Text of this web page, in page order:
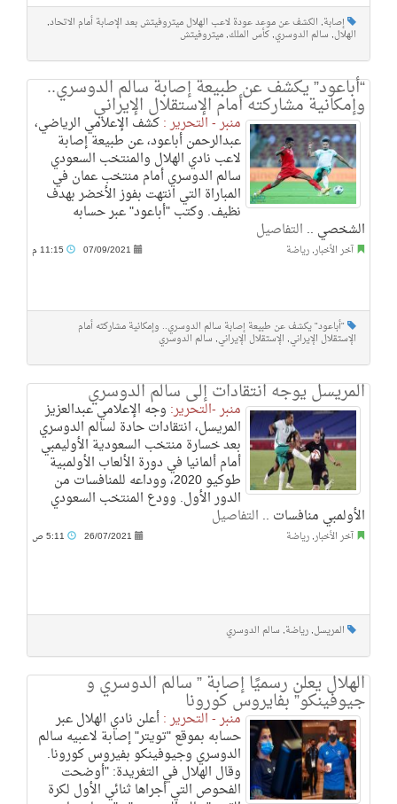
إصابة, الكشف عن موعد عودة لاعب الهلال ميتروفيتش بعد الإصابة أمام الاتحاد,
الهلال, سالم الدوسري, كأس الملك, ميتروفيتش
“أباعود” يكشف عن طبيعة إصابة سالم الدوسري..
وإمكانية مشاركته أمام الإستقلال الإيراني
منبر - التحرير :كشف الإعلامي الرياضي،
عبدالرحمن أباعود، عن طبيعة إصابة
لاعب نادي الهلال والمنتخب السعودي
سالم الدوسري أمام منتخب عمان في
المباراة التي انتهت بفوز الأخضر بهدف
نظيف. وكتب "أباعود" عبر حسابه
الشخصي .. التفاصيل
آخر الأخبار, رياضة 07/09/2021
"أباعود" يكشف عن طبيعة إصابة سالم الدوسري.. وإمكانية مشاركته أمام
الإستقلال الإيراني, الإستقلال الإيراني, سالم الدوسري
المريسل يوجه انتقادات إلى سالم الدوسري‎
منبر -التحرير: وجه الإعلامي عبدالعزيز
المريسل، انتقادات حادة لسالم الدوسري
بعد خسارة منتخب السعودية الأوليمبي
أمام ألمانيا في دورة الألعاب الأولمبية
طوكيو 2020، ووداعه للمنافسات من
الدور الأول. وودع المنتخب السعودي
الأولمبي منافسات .. التفاصيل
آخر الأخبار, رياضة 26/07/2021
المريسل, رياضة, سالم الدوسري
الهلال يعلن رسميًا إصابة ” سالم الدوسري و
جيوفينكو” بفايروس كورونا
منبر - التحرير :أعلن نادي الهلال عبر
حسابه بموقع "تويتر" إصابة لاعبيه سالم
الدوسري وجيوفينكو بفيروس كورونا.
وقال الهلال في التغريدة: "أوضحت
الفحوص التي أجراها ثنائي الأول لكرة